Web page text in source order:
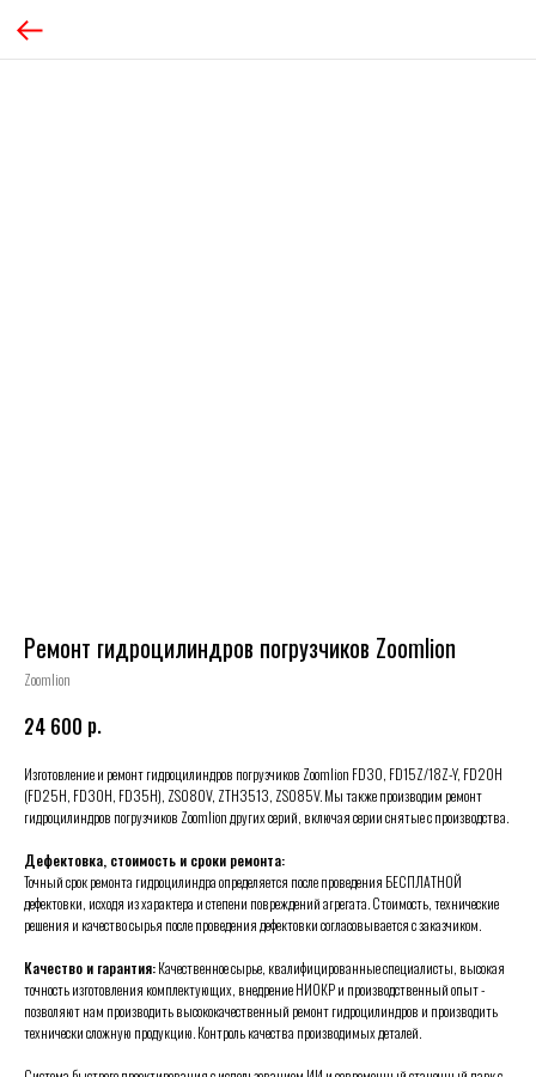
Ремонт гидроцилиндров погрузчиков Zoomlion
Zoomlion
24 600 р.
Изготовление и ремонт гидроцилиндров погрузчиков Zoomlion FD30, FD15Z/18Z-Y, FD20H
(FD25H, FD30H, FD35H), ZS080V, ZTH3513, ZS085V. Мы также производим ремонт
гидроцилиндров погрузчиков Zoomlion других серий, включая серии снятые с производства.
Дефектовка, стоимость и сроки ремонта:
Точный срок ремонта гидроцилиндра определяется после проведения БЕСПЛАТНОЙ
дефектовки, исходя из характера и степени повреждений агрегата. Стоимость, технические
решения и качество сырья после проведения дефектовки согласовывается с заказчиком.
Качество и гарантия:Качественное сырье, квалифицированные специалисты, высокая
точность изготовления комплектующих, внедрение НИОКР и производственный опыт -
позволяют нам производить высококачественный ремонт гидроцилиндров и производить
технически сложную продукцию. Контроль качества производимых деталей.